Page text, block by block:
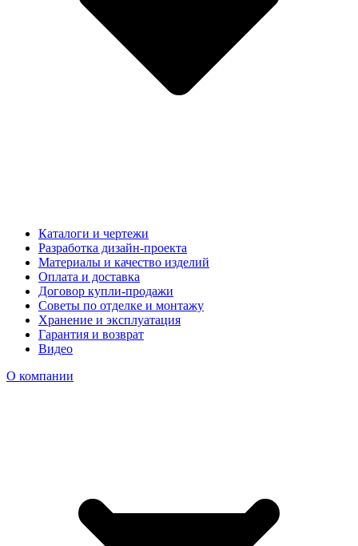
Каталоги и чертежи
Разработка дизайн-проекта
Материалы и качество изделий
Оплата и доставка
Договор купли-продажи
Советы по отделке и монтажу
Хранение и эксплуатация
Гарантия и возврат
Видео
О компании